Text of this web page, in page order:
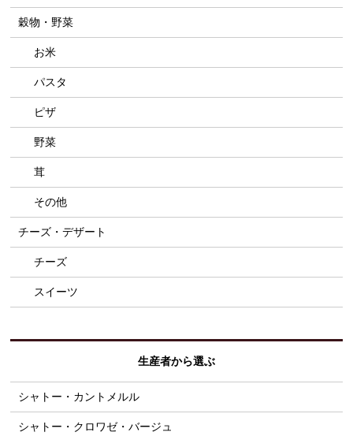
穀物・野菜
お米
パスタ
ピザ
野菜
茸
その他
チーズ・デザート
チーズ
スイーツ
生産者から選ぶ
シャトー・カントメルル
シャトー・クロワゼ・バージュ